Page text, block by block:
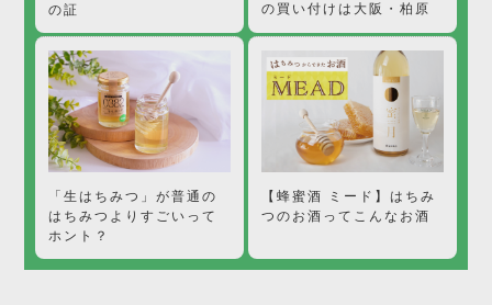
の証
の買い付けは大阪・柏原
「生はちみつ」が普通の
はちみつよりすごいって
ホント？
【蜂蜜酒 ミード】はちみ
つのお酒ってこんなお酒